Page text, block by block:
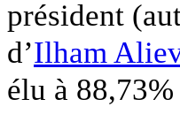
président
d’Ilham
élu à